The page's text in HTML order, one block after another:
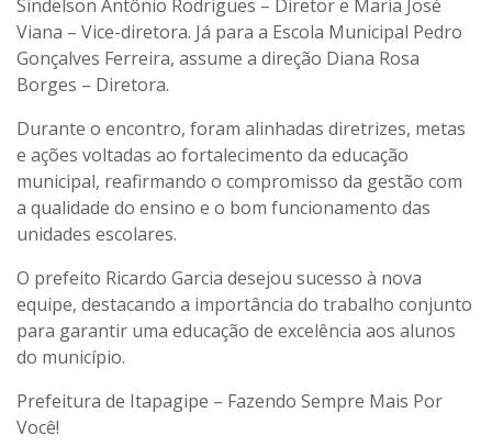
Sindelson Antônio Rodrigues – Diretor e Maria José
Viana – Vice-diretora. Já para a Escola Municipal Pedro
Gonçalves Ferreira, assume a direção Diana Rosa
Borges – Diretora.
Durante o encontro, foram alinhadas diretrizes, metas
e ações voltadas ao fortalecimento da educação
municipal, reafirmando o compromisso da gestão com
a qualidade do ensino e o bom funcionamento das
unidades escolares.
O prefeito Ricardo Garcia desejou sucesso à nova
equipe, destacando a importância do trabalho conjunto
para garantir uma educação de excelência aos alunos
do município.
Prefeitura de Itapagipe – Fazendo Sempre Mais Por
Você!